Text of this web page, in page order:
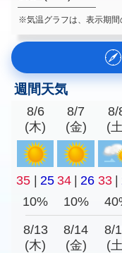
※気温グラフは、表示期間
週間天気
8/6
(木)
8/7
(金)
8/
(
35 | 25 34 | 26 33 |
10%
10%
8/13
(木)
8/14
(金)
8/
(